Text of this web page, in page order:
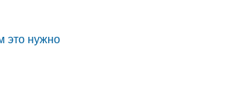
это нужно